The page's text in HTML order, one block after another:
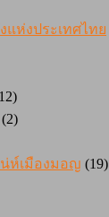
ห่งประเทศไทย
(2)
น่ห์เมืองมอญ (19)